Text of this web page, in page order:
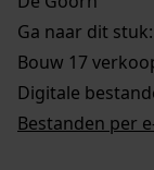
Ga naar dit stuk:
Bouw 17
Digitale
Bestanden per